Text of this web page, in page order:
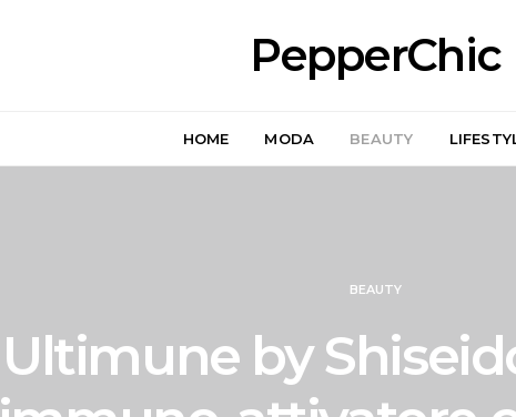
PepperChic
HOME MODA BEAUTY
BEAUTY
Ultimune by